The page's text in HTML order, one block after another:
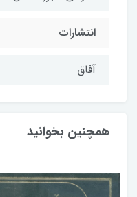
انتشارات
آفاق
همچنین بخوانید